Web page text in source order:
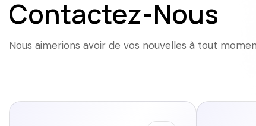
Contactez-Nous
Nous aimerions avoir de vos nouvelles à tout